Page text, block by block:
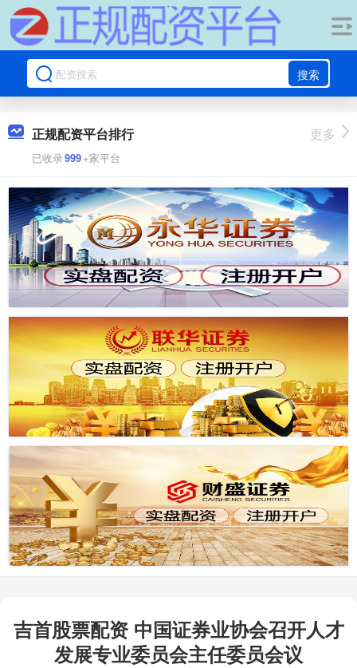
搜索
正规配资平台排行
已收录999+家平台
更多
吉首股票配资 中国证券业协会召开人才
发展专业委员会主任委员会议